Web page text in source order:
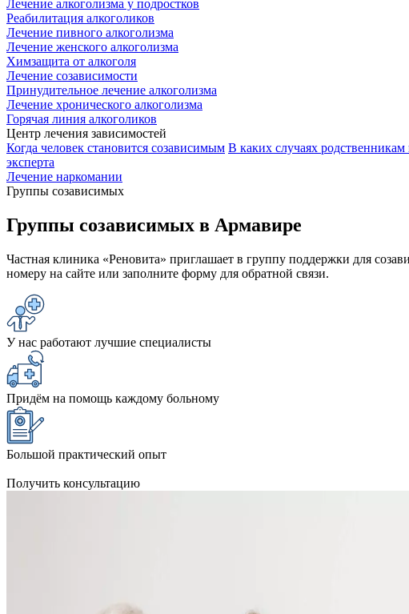
Лечение алкоголизма у подростков
Реабилитация алкоголиков
Лечение пивного алкоголизма
Лечение женского алкоголизма
Химзащита от алкоголя
Лечение созависимости
Принудительное лечение алкоголизма
Лечение хронического алкоголизма
Горячая линия алкоголиков
Центр лечения зависимостей
Когда человек становится созависимым В каких случаях
эксперта
Лечение наркомании
Группы созависимых
Группы созависимых в Армавире
Частная клиника «Реновита» приглашает в группу поддержки для
номеру на сайте или заполните форму для обратной связи.
У нас работают лучшие специалисты
Придём на помощь каждому больному
Большой практический опыт
Получить консультацию